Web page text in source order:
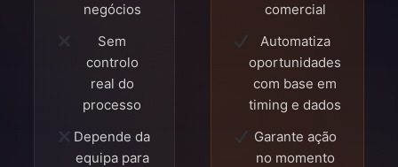
negócios
Sem
controlo
real do
processo
Depende da
equipa para
comercial
Automatiza
oportunidades
com base em
timing e dados
Garante ação
no momento